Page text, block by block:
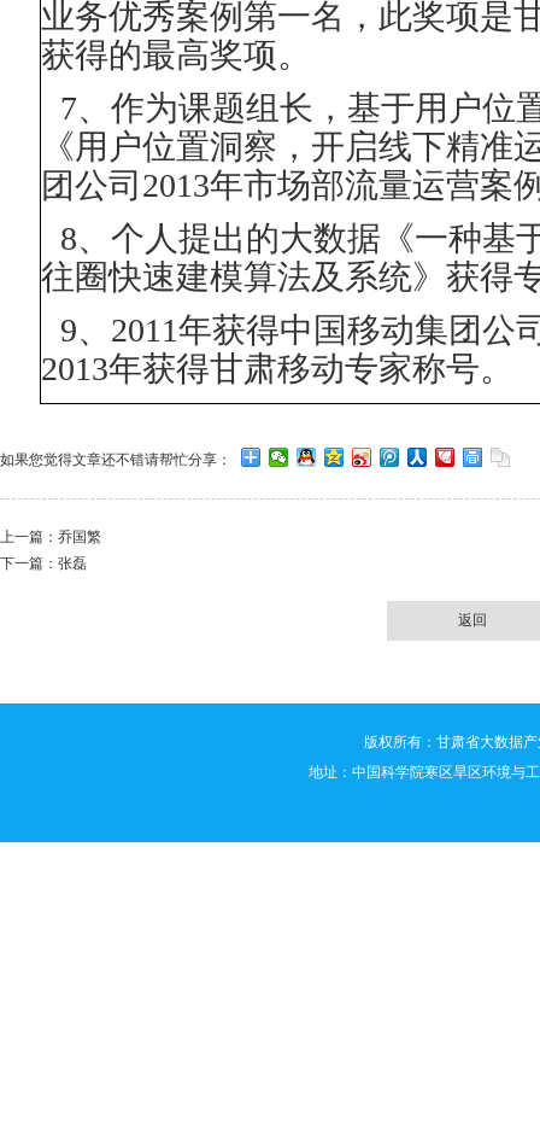
业务优秀案例第一名，此奖项是
获得的最高奖项。
7、作为课题组长，基于用户位
《用户位置洞察，开启线下精准
团公司 2013年市场部流量运营案
8、个人提出的大数据《一种基
往圈快速建模算法及系统》获得
9、 2011年获得中国移动集团公
2013年获得甘肃移动专家称号。
如果您觉得文章还不错请帮忙分享：
上一篇： 乔国繁
下一篇： 张磊
返回
版权所有：甘肃省大数据
地址：中国科学院寒区旱区环境与